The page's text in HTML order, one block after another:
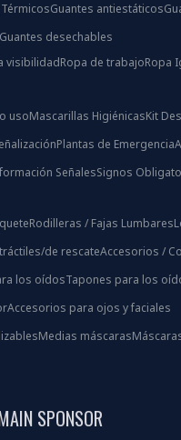
Guantes antiestáticos
Guantes desechables
visibilidadRopa de trabajoRopa
usoMascarillas HigiénicasKit
Plantas de Emergencia
SeñalesSignos
Rodilleras / Fajas Lumbares
de rescateAccesorios /
los oídosTapones para los
Accesorios para ojos y faciales
Medias máscaras
SPONSOR